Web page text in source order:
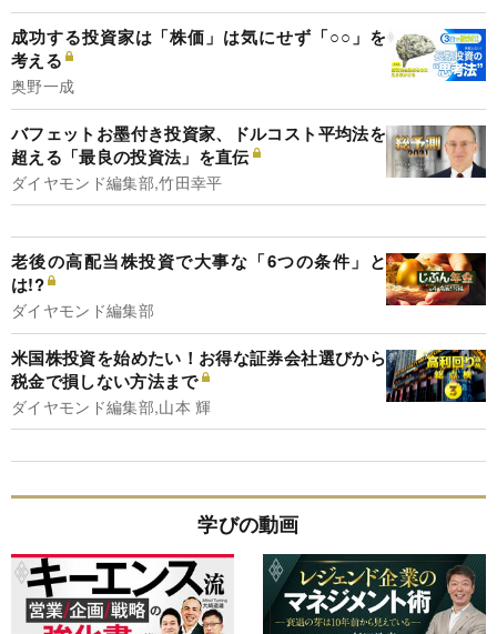
成功する投資家は「株価」は気にせず「○○」を
考える
奥野一成
バフェットお墨付き投資家、ドルコスト平均法を
超える「最良の投資法」を直伝
ダイヤモンド編集部,竹田幸平
老後の高配当株投資で大事な「6つの条件」と
は!?
ダイヤモンド編集部
米国株投資を始めたい！お得な証券会社選びから
税金で損しない方法まで
ダイヤモンド編集部,山本 輝
学びの動画